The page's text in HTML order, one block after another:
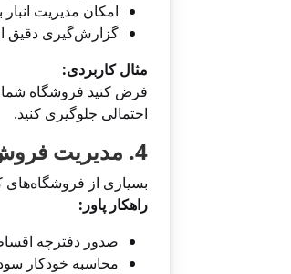
امکان مدیریت
گزارش‌گیری دقیق
مثال کاربردی:
فرض کنید فروشگاه شما
احتمالی جلوگیری کنید.
4. مدیریت فروش اقساطی و تعاملات مالی پیچیده
بسیاری از
راهکار پاور:
صدور دفترچه
محاسبه خودکار